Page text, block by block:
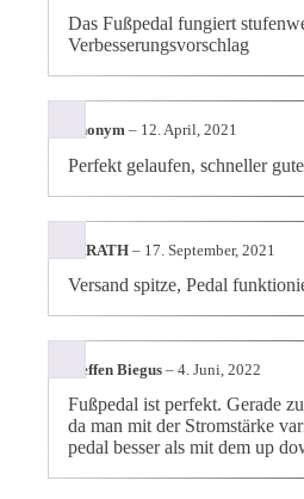
Das Fußpedal fungiert
Verbesserungsvorschlag
Anonym – 12. April, 2021
Perfekt gelaufen, schneller
C. RATH – 17. September, 2021
Versand spitze, Pedal
Steffen Biegus – 4. Juni, 2022
Fußpedal ist perfekt. Gerade
da man mit der Stromstärke
pedal besser als mit dem up